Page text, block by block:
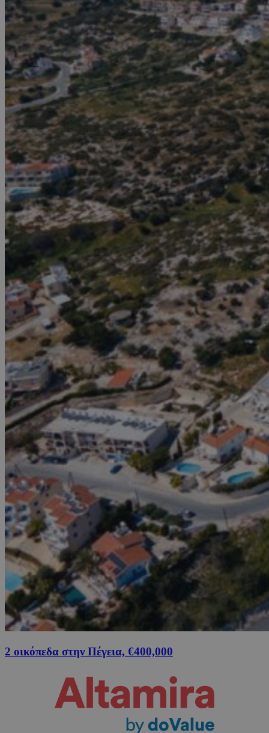
2 οικόπεδα στην Πέγεια, €400,000